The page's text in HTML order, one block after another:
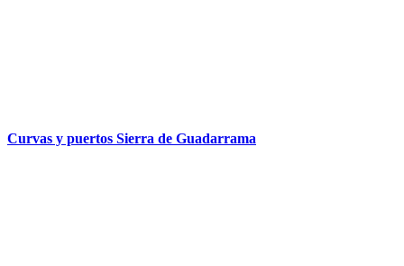
Curvas y puertos Sierra de Guadarrama